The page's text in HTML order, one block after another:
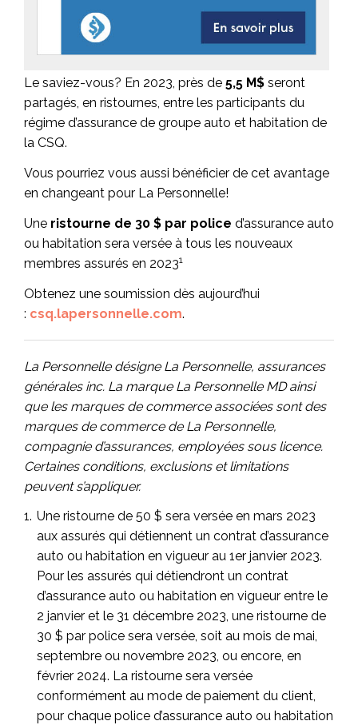
Le saviez-vous? En 2023, près de 5,5 M$ seront
partagés, en ristournes, entre les participants du
régime d’assurance de groupe auto et habitation de
la CSQ.
Vous pourriez vous aussi bénéficier de cet avantage
en changeant pour La Personnelle!
Une ristourne de 30 $ par police d’assurance auto
ou habitation sera versée à tous les nouveaux
membres assurés en 20231
Obtenez une soumission dès aujourd’hui
: csq.lapersonnelle.com.
La Personnelle désigne La Personnelle, assurances
générales inc. La marque La Personnelle MD ainsi
que les marques de commerce associées sont des
marques de commerce de La Personnelle,
compagnie d’assurances, employées sous licence.
Certaines conditions, exclusions et limitations
peuvent s’appliquer.
Une ristourne de 50 $ sera versée en mars 2023
aux assurés qui détiennent un contrat d’assurance
auto ou habitation en vigueur au 1er janvier 2023.
Pour les assurés qui détiendront un contrat
d’assurance auto ou habitation en vigueur entre le
2 janvier et le 31 décembre 2023, une ristourne de
30 $ par police sera versée, soit au mois de mai,
septembre ou novembre 2023, ou encore, en
février 2024. La ristourne sera versée
conformément au mode de paiement du client,
pour chaque police d’assurance auto ou habitation